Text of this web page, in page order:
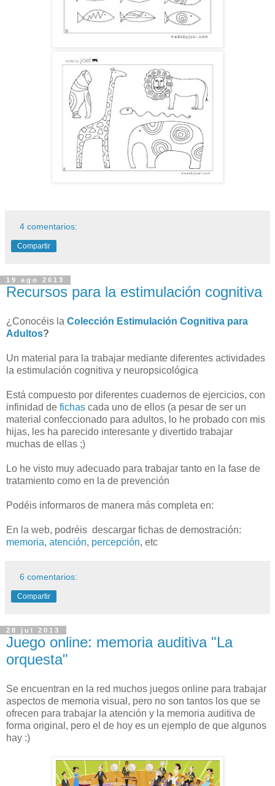
4 comentarios:
Compartir
19 ago 2013
Recursos para la estimulación cognitiva
¿Conocéis la Colección Estimulación Cognitiva para
Adultos?
Un material para la trabajar mediante diferentes actividades
la estimulación cognitiva y neuropsicológica
Está compuesto por diferentes cuadernos de ejercicios, con
infinidad de fichas cada uno de ellos (a pesar de ser un
material confeccionado para adultos, lo he probado con mis
hijas, les ha parecido interesante y divertido trabajar
muchas de ellas ;)
Lo he visto muy adecuado para trabajar tanto en la fase de
tratamiento como en la de prevención
Podéis informaros de manera más completa en:
En la web, podréis descargar fichas de demostración:
memoria, atención, percepción, etc
6 comentarios:
Compartir
28 jul 2013
Juego online: memoria auditiva "La
orquesta"
Se encuentran en la red muchos juegos online para trabajar
aspectos de memoria visual, pero no son tantos los que se
ofrecen para trabajar la atención y la memoria auditiva de
forma original, pero el de hoy es un ejemplo de que algunos
hay :)